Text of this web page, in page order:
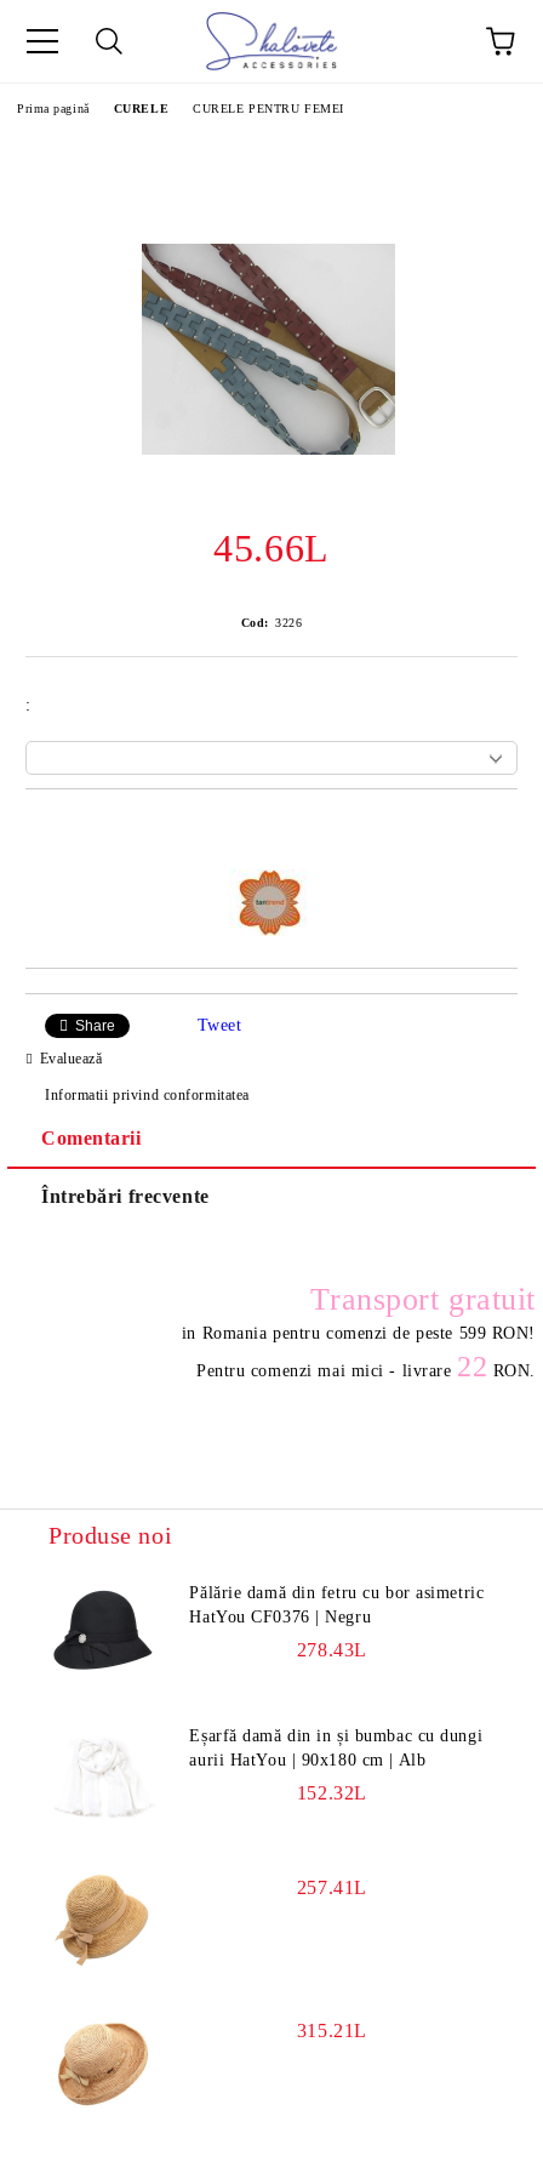
Prima pagină CURELE CURELE PENTRU FEMEI
45.66L
Cod: 3226
:
Share Tweet
Evaluează
Informatii privind conformitatea
Comentarii
Întrebări frecvente
Transport gratuit
in Romania pentru comenzi de peste 599 RON!
Pentru comenzi mai mici - livrare 22 RON.
Produse noi
Pălărie damă din fetru cu bor asimetric
HatYou CF0376 | Negru
278.43L
Eșarfă damă din in și bumbac cu dungi
aurii HatYou | 90x180 cm | Alb
152.32L
257.41L
315.21L